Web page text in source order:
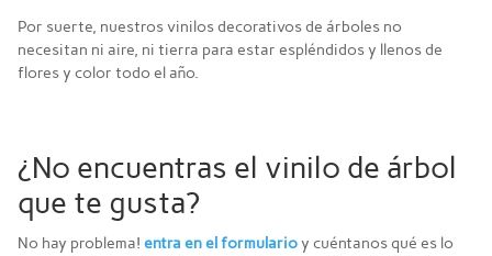
Por suerte, nuestros vinilos decorativos de árboles no
necesitan ni aire, ni tierra para estar espléndidos y llenos de
flores y color todo el año.
¿No encuentras el vinilo de árbol
que te gusta?
No hay problema! entra en el formularioy cuéntanos qué es lo